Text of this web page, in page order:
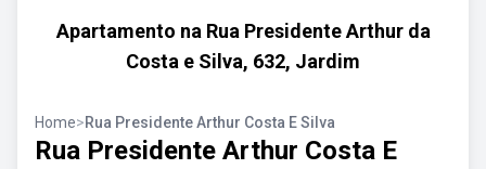
Apartamento na Rua Presidente Arthur da
Costa e Silva, 632, Jardim
Home>Rua Presidente Arthur Costa E Silva
Rua Presidente Arthur Costa E